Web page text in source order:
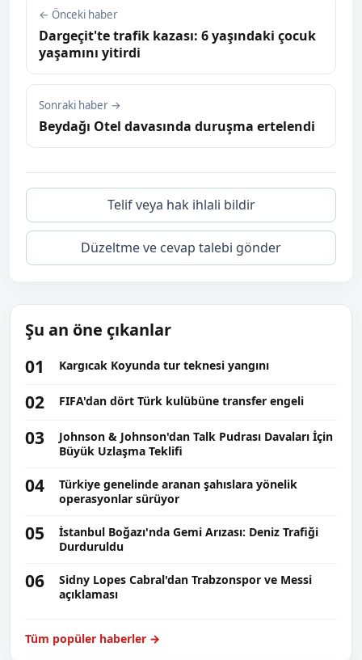
← Önceki haber
Dargeçit'te trafik kazası: 6 yaşındaki çocuk
yaşamını yitirdi
Sonraki haber →
Beydağı Otel davasında duruşma ertelendi
Telif veya hak ihlali bildir
Düzeltme ve cevap talebi gönder
Şu an öne çıkanlar
01 Kargıcak Koyunda tur teknesi yangını
02 FIFA'dan dört Türk kulübüne transfer engeli
03
Johnson & Johnson'dan Talk Pudrası Davaları İçin
Büyük Uzlaşma Teklifi
04
Türkiye genelinde aranan şahıslara yönelik
operasyonlar sürüyor
05
İstanbul Boğazı'nda Gemi Arızası: Deniz Trafiği
Durduruldu
06
Sidny Lopes Cabral'dan Trabzonspor ve Messi
açıklaması
Tüm popüler haberler →